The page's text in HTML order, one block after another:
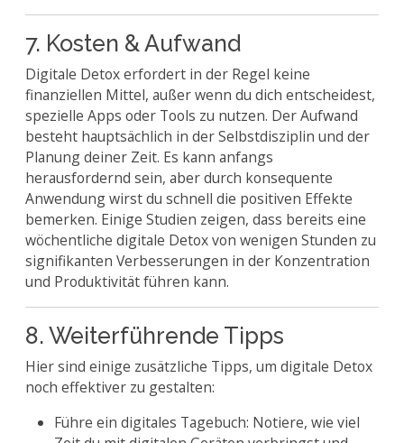
7. Kosten & Aufwand
Digitale Detox erfordert in der Regel keine
finanziellen Mittel, außer wenn du dich entscheidest,
spezielle Apps oder Tools zu nutzen. Der Aufwand
besteht hauptsächlich in der Selbstdisziplin und der
Planung deiner Zeit. Es kann anfangs
herausfordernd sein, aber durch konsequente
Anwendung wirst du schnell die positiven Effekte
bemerken. Einige Studien zeigen, dass bereits eine
wöchentliche digitale Detox von wenigen Stunden zu
signifikanten Verbesserungen in der Konzentration
und Produktivität führen kann.
8. Weiterführende Tipps
Hier sind einige zusätzliche Tipps, um digitale Detox
noch effektiver zu gestalten:
Führe ein digitales Tagebuch: Notiere, wie viel